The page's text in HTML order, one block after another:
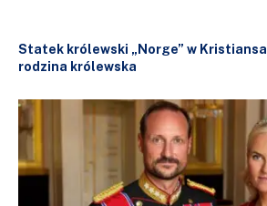
Statek królewski „Norge” w
rodzina królewska